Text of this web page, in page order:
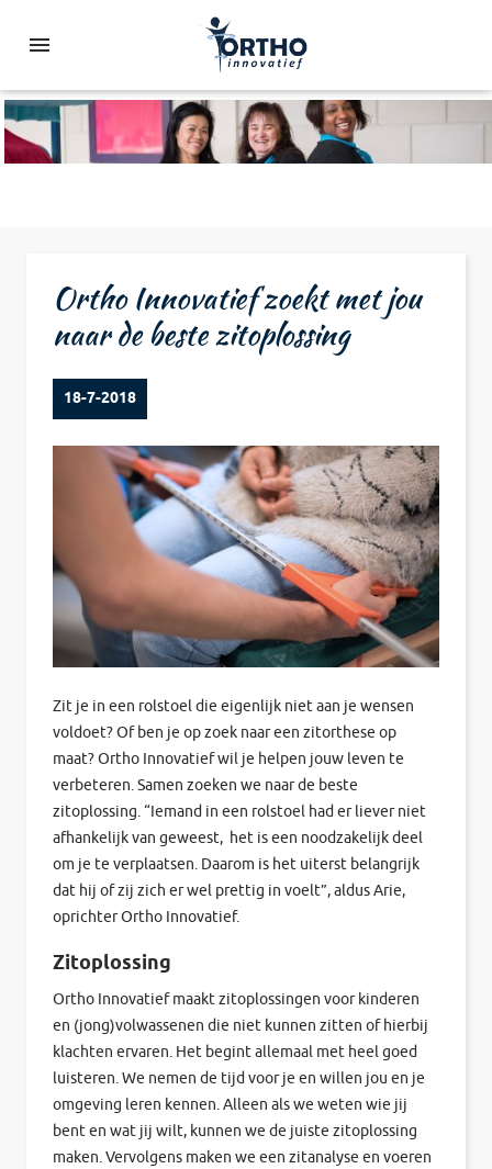
Ortho Innovatief zoekt met jou
naar de beste zitoplossing
18-7-2018
Zit je in een rolstoel die eigenlijk niet aan je wensen
voldoet? Of ben je op zoek naar een zitorthese op
maat? Ortho Innovatief wil je helpen jouw leven te
verbeteren. Samen zoeken we naar de beste
zitoplossing. “Iemand in een rolstoel had er liever niet
afhankelijk van geweest, het is een noodzakelijk deel
om je te verplaatsen. Daarom is het uiterst belangrijk
dat hij of zij zich er wel prettig in voelt”, aldus Arie,
oprichter Ortho Innovatief.
Zitoplossing
Ortho Innovatief maakt zitoplossingen voor kinderen
en (jong)volwassenen die niet kunnen zitten of hierbij
klachten ervaren. Het begint allemaal met heel goed
luisteren. We nemen de tijd voor je en willen jou en je
omgeving leren kennen. Alleen als we weten wie jij
bent en wat jij wilt, kunnen we de juiste zitoplossing
maken. Vervolgens maken we een zitanalyse en voeren